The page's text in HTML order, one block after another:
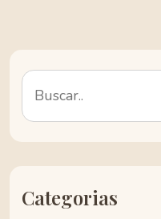
Categorias